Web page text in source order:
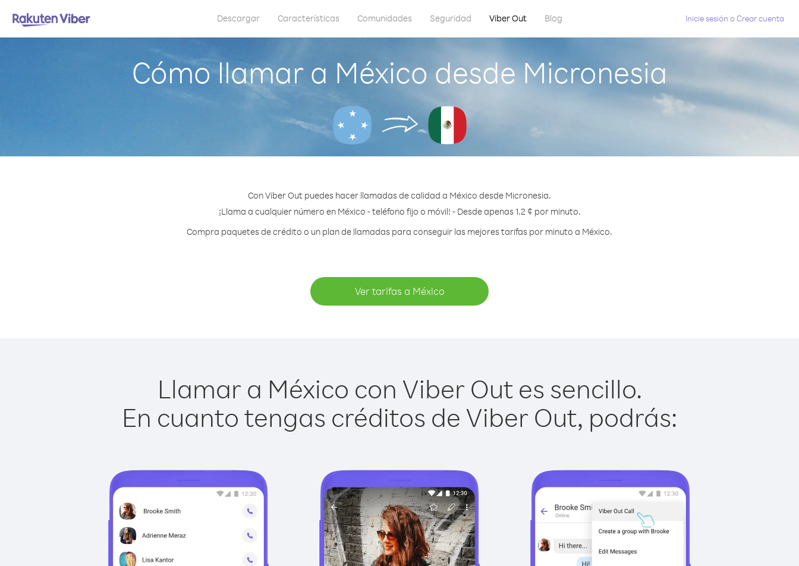
Descargar Características Comunidades Seguridad Viber Out Blog Inicie sesión oCrear cuenta
Cómo llamar a México desde Micronesia
Con Viber Out puedes hacer llamadas de calidad a México desde Micronesia.
¡Llama a cualquier número en México - teléfono fijo o móvil! - Desde apenas 1.2 ¢ por minuto.
Compra paquetes de crédito o un plan de llamadas para conseguir las mejores tarifas por minuto a México.
Ver tarifas a México
Llamar a México con Viber Out es sencillo.
En cuanto tengas créditos de Viber Out, podrás: